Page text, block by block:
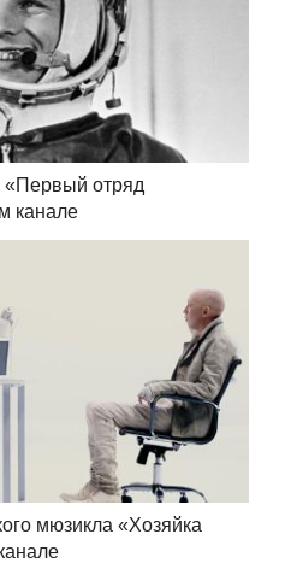
отряд
канале
мюзикла «Хозяйка